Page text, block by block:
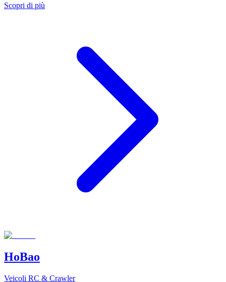
Scopri di più
HoBao
Veicoli RC & Crawler